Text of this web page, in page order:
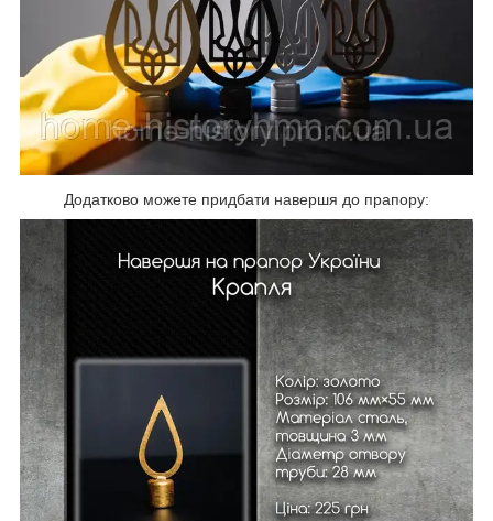
Додатково можете придбати навершя до прапору: